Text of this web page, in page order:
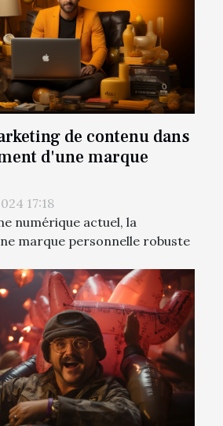
de contenu dans
d'une marque
17:18
numérique actuel, la
marque personnelle robuste